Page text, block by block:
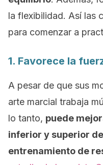
la flexibilidad. Así las
para comenzar a
1. Favorece la
A pesar de que sus
arte marcial trabaja
lo tanto, puede
inferior y superior
entrenamiento de